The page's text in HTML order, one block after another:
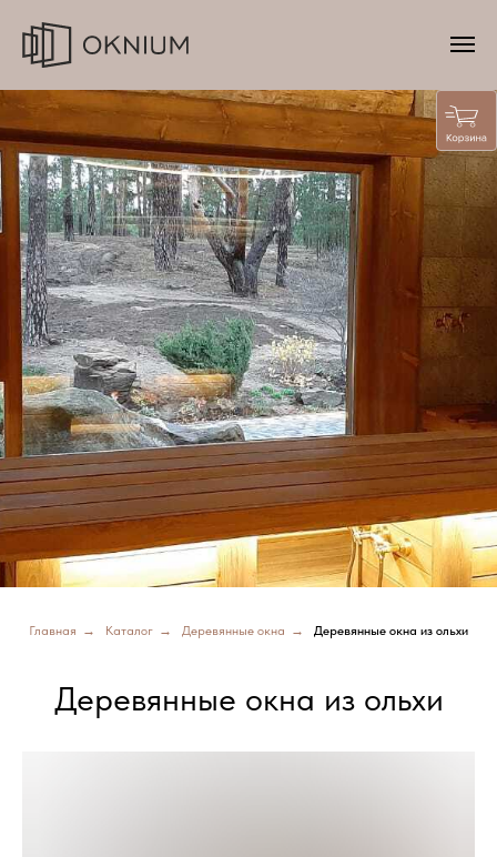
Главная → Каталог → Деревянные окна → Деревянные окна из ольхи
Деревянные окна из ольхи